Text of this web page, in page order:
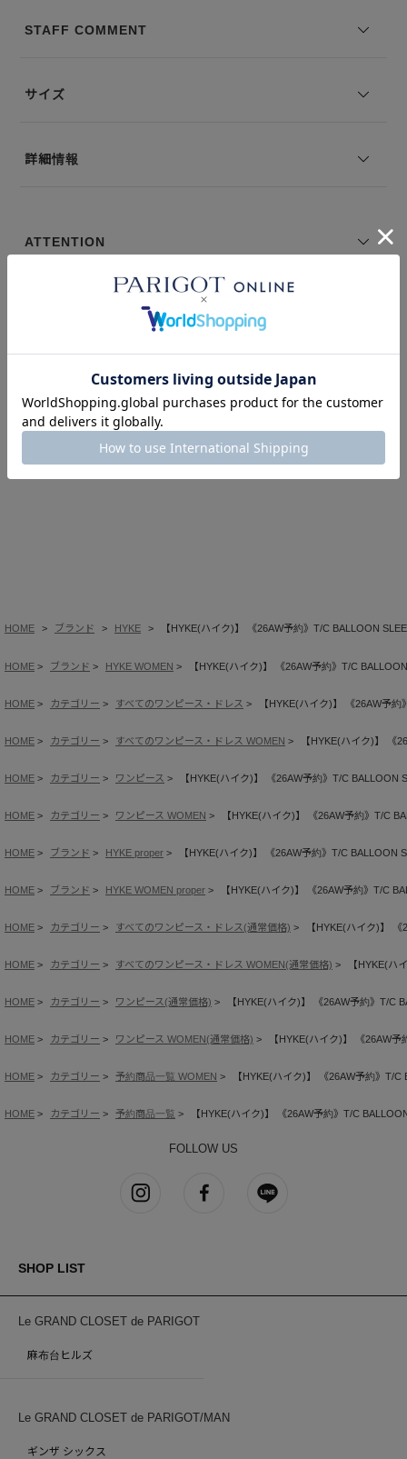
モデル身長：168cm 着用サイズ：1
・画像の商品はサンプルです。実際の商品とは素材、仕様、加工、サ
・掲載写真は、光の当たり具合やモニター環境により、実際の商品と
色味が異なる場合がございます。
・サイズ表記は弊社独自の採寸基準によるものです。
・生産の都合により前回と同カラーでも若干の差異が生じる場合がご
■納期・販売について
・生産の都合上、お届け時期の延期や販売価格が変更になる場合がご
ざいます。
・メーカーの都合により、やむを得ず生産中止となる場合がございま
STAFF COMMENT
サイズ
詳細情報
ATTENTION
HOME ブランド HYKE 【HYKE(ハイク)】 《26AW予約》T/C BALLOON
HOME ブランド HYKE WOMEN 【HYKE(ハイク)】 《26AW予約》T/C
HOME カテゴリー すべてのワンピース・ドレス 【HYKE(ハイク)】 《26AW予
HOME カテゴリー すべてのワンピース・ドレス WOMEN 【HYKE(ハイク)】 《
HOME カテゴリー ワンピース 【HYKE(ハイク)】 《26AW予約》T/C BALLOON
HOME カテゴリー ワンピース WOMEN 【HYKE(ハイク)】 《26AW予約》T/C
HOME ブランド HYKE proper 【HYKE(ハイク)】 《26AW予約》T/C BALLOON
HOME ブランド HYKE WOMEN proper 【HYKE(ハイク)】 《26AW予約》T/C
HOME カテゴリー すべてのワンピース・ドレス(通常価格) 【HYKE(ハイク)】
HOME カテゴリー すべてのワンピース・ドレス WOMEN(通常価格) 【HYKE(ハ
HOME カテゴリー ワンピース(通常価格) 【HYKE(ハイク)】 《26AW予約》T/C
HOME カテゴリー ワンピース WOMEN(通常価格) 【HYKE(ハイク)】 《26AW
HOME カテゴリー 予約商品一覧 WOMEN 【HYKE(ハイク)】 《26AW予約》T/
HOME カテゴリー 予約商品一覧 【HYKE(ハイク)】 《26AW予約》T/C
FOLLOW US
SHOP LIST
Le GRAND CLOSET de PARIGOT
麻布台ヒルズ
Le GRAND CLOSET de PARIGOT/MAN
ギンザ シックス